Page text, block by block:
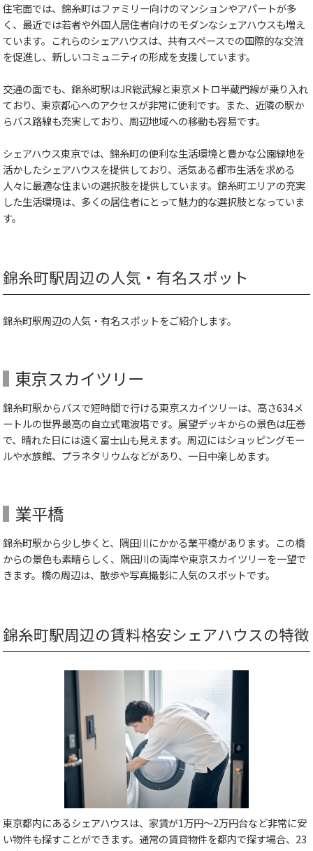
住宅面では、錦糸町はファミリー向けのマンションやアパートが多
く、最近では若者や外国人居住者向けのモダンなシェアハウスも増え
ています。これらのシェアハウスは、共有スペースでの国際的な交流
を促進し、新しいコミュニティの形成を支援しています。
交通の面でも、錦糸町駅はJR総武線と東京メトロ半蔵門線が乗り入れ
ており、東京都心へのアクセスが非常に便利です。また、近隣の駅か
らバス路線も充実しており、周辺地域への移動も容易です。
シェアハウス東京では、錦糸町の便利な生活環境と豊かな公園緑地を
活かしたシェアハウスを提供しており、活気ある都市生活を求める
人々に最適な住まいの選択肢を提供しています。錦糸町エリアの充実
した生活環境は、多くの居住者にとって魅力的な選択肢となっていま
す。
錦糸町駅周辺の人気・有名スポット
錦糸町駅周辺の人気・有名スポットをご紹介します。
東京スカイツリー
錦糸町駅からバスで短時間で行ける東京スカイツリーは、高さ634メ
ートルの世界最高の自立式電波塔です。展望デッキからの景色は圧巻
で、晴れた日には遠く富士山も見えます。周辺にはショッピングモー
ルや水族館、プラネタリウムなどがあり、一日中楽しめます。
業平橋
錦糸町駅から少し歩くと、隅田川にかかる業平橋があります。この橋
からの景色も素晴らしく、隅田川の両岸や東京スカイツリーを一望で
きます。橋の周辺は、散歩や写真撮影に人気のスポットです。
錦糸町駅周辺の賃料格安シェアハウスの特徴
東京都内にあるシェアハウスは、家賃が1万円～2万円台など非常に安
い物件も探すことができます。通常の賃貸物件を都内で探す場合、23